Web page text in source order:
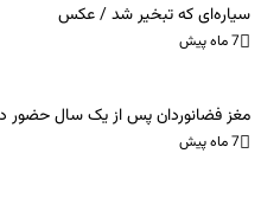
سیاره‌ای که تبخیر شد / عکس
7 ماه پیش
مغز فضانوردان پس از یک سال حضور
7 ماه پیش